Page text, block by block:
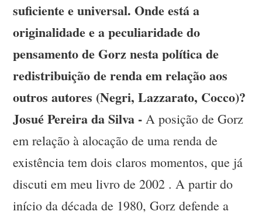
suficiente e universal. Onde está a
originalidade e a peculiaridade do
pensamento de Gorz nesta política de
redistribuição de renda em relação aos
outros autores (Negri, Lazzarato, Cocco)?
Josué Pereira da Silva - A posição de Gorz
em relação à alocação de uma renda de
existência tem dois claros momentos, que já
discuti em meu livro de 2002 . A partir do
início da década de 1980, Gorz defende a